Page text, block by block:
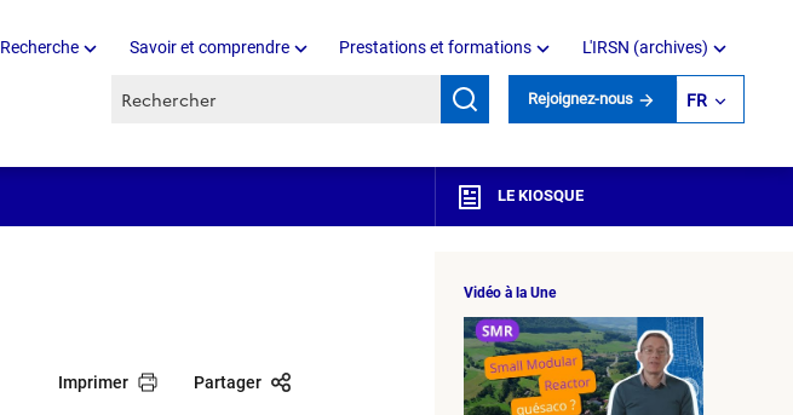
Recherche Savoir et comprendre Prestations et formations L'IRSN (archives)
Recherche par mots clés Rejoignez-nous FR
LE KIOSQUE
Imprimer Partager
Vidéo à la Une